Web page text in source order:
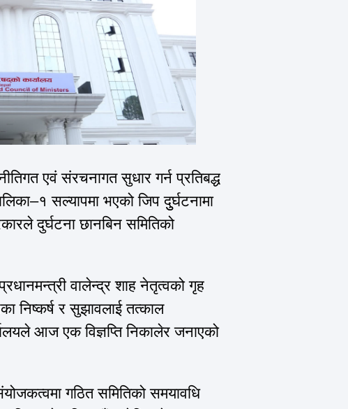
एवं संरचनागत सुधार गर्न प्रतिबद्ध
सल्यापमा भएको जिप दुुर्घटनामा
दुर्घटना छानबिन समितिको
वालेन्द्र शाह नेतृत्वको गृह
निष्कर्ष र सुझावलाई तत्काल
आज एक विज्ञप्ति निकालेर जनाएको
गठित समितिको समयावधि